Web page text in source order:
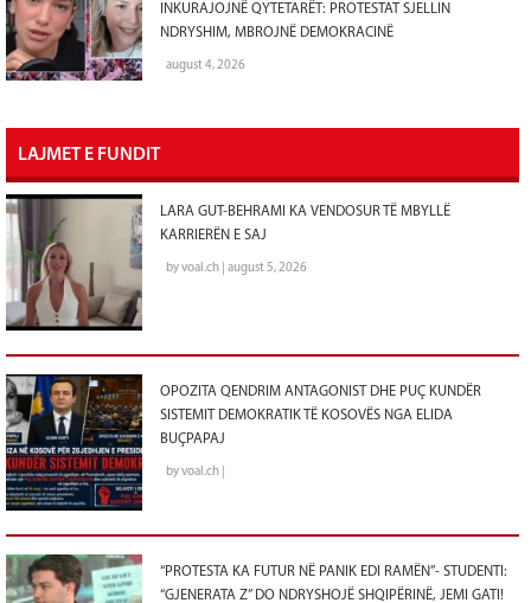
INKURAJOJNË QYTETARËT: PROTESTAT SJELLIN
NDRYSHIM, MBROJNË DEMOKRACINË
august 4, 2026
LAJMET E FUNDIT
LARA GUT-BEHRAMI KA VENDOSUR TË MBYLLË
KARRIERËN E SAJ
by voal.ch | august 5, 2026
OPOZITA QENDRIM ANTAGONIST DHE PUÇ KUNDËR
SISTEMIT DEMOKRATIK TË KOSOVËS NGA ELIDA
BUÇPAPAJ
by voal.ch |
“PROTESTA KA FUTUR NË PANIK EDI RAMËN”- STUDENTI:
“GJENERATA Z” DO NDRYSHOJË SHQIPËRINË, JEMI GATI!